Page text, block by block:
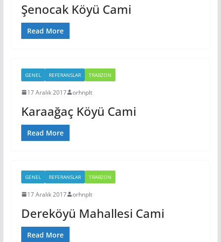
Şenocak Köyü Cami
Read More
GENEL REFERANSLAR TRABZON
17 Aralık 2017 orhnplt
Karaağaç Köyü Cami
Read More
GENEL REFERANSLAR TRABZON
17 Aralık 2017 orhnplt
Dereköyü Mahallesi Cami
Read More